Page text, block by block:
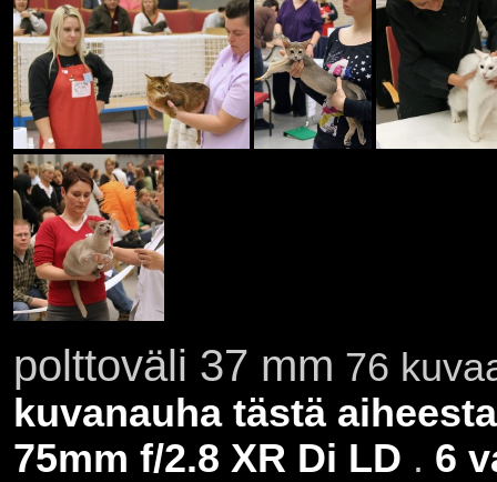
polttoväli 37 mm 76
kuvanauha tästä aiheesta
75mm f/2.8 XR Di LD . 6